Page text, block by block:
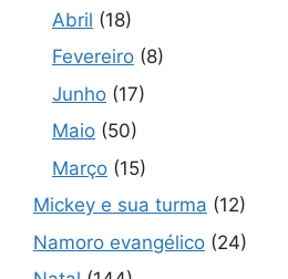
Abril (18)
Fevereiro (8)
Junho (17)
Maio (50)
Março (15)
Mickey e sua turma (12)
Namoro evangélico (24)